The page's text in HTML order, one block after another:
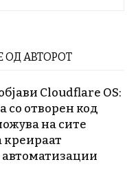
ОД АВТОРОТ
Cloudflare OS:
со отворен код
на сите
креираат